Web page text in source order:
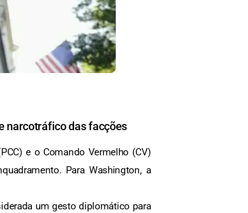
narcotráfico das facções
e o Comando Vermelho (CV)
Para Washington, a
um gesto diplomático para